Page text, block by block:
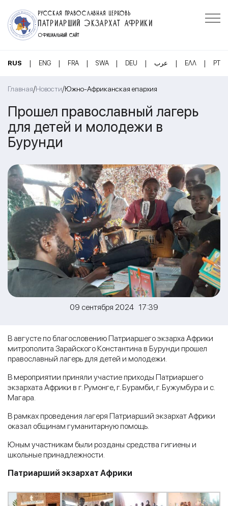
РУССКАЯ ПРАВОСЛАВНАЯ ЦЕРКОВЬ
ПАТРИАРШИЙ ЭКЗАРХАТ АФРИКИ
ОФИЦИАЛЬНЫЙ САЙТ
RUS | ENG | FRA | SWA | DEU | عرب | ΕΛΛ | PT
Главная/Новости/Южно-Африканская епархия
Прошел православный лагерь
для детей и молодежи в
Бурунди
09 сентября 2024 17:39
В августе по благословению Патриаршего экзарха Африки
митрополита Зарайского Константина в Бурунди прошел
православный лагерь для детей и молодежи.
В мероприятии приняли участие приходы Патриаршего
экзархата Африки в г. Румонге, г. Бурамби, г. Бужумбура и с.
Магара.
В рамках проведения лагеря Патриарший экзархат Африки
оказал общинам гуманитарную помощь.
Юным участникам были розданы средства гигиены и
школьные принадлежности.
Патриарший экзархат Африки